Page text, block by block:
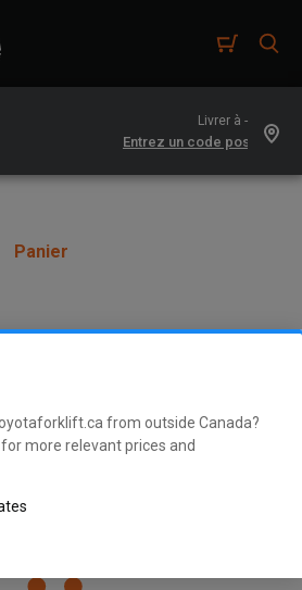
from outside Canada?
more relevant prices and
Livrer à -
Panier